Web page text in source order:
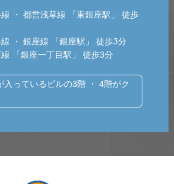
・ 都営浅草線 「東銀座駅」 徒歩
・ 銀座線 「銀座駅」 徒歩3分
「銀座一丁目駅」 徒歩3分
入っているビルの3階 ・ 4階がク